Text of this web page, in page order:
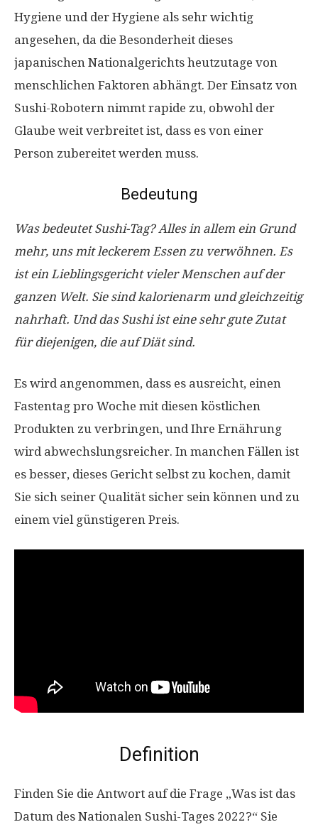
Hygiene und der Hygiene als sehr wichtig
angesehen, da die Besonderheit dieses
japanischen Nationalgerichts heutzutage von
menschlichen Faktoren abhängt. Der Einsatz von
Sushi-Robotern nimmt rapide zu, obwohl der
Glaube weit verbreitet ist, dass es von einer
Person zubereitet werden muss.
Bedeutung
Was bedeutet Sushi-Tag? Alles in allem ein Grund
mehr, uns mit leckerem Essen zu verwöhnen. Es
ist ein Lieblingsgericht vieler Menschen auf der
ganzen Welt. Sie sind kalorienarm und gleichzeitig
nahrhaft. Und das Sushi ist eine sehr gute Zutat
für diejenigen, die auf Diät sind.
Es wird angenommen, dass es ausreicht, einen
Fastentag pro Woche mit diesen köstlichen
Produkten zu verbringen, und Ihre Ernährung
wird abwechslungsreicher. In manchen Fällen ist
es besser, dieses Gericht selbst zu kochen, damit
Sie sich seiner Qualität sicher sein können und zu
einem viel günstigeren Preis.
Definition
Finden Sie die Antwort auf die Frage „Was ist das
Datum des Nationalen Sushi-Tages 2022?“ Sie